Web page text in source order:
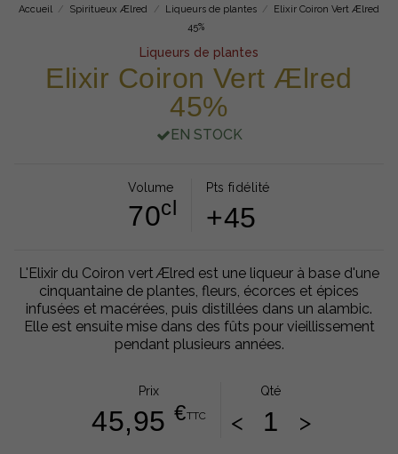
Accueil Spiritueux Ælred Liqueurs de plantes
Elixir Coiron Vert Ælred
45%
Liqueurs de plantes
Elixir Coiron Vert Ælred
45%
EN STOCK
Volume
70cl
Pts fidélité
+45
L'Elixir du Coiron vert Ælred est une liqueur à base d'une
cinquantaine de plantes, fleurs, écorces et épices
infusées et macérées, puis distillées dans un alambic.
Elle est ensuite mise dans des fûts pour vieillissement
pendant plusieurs années.
Prix
45,95€TTC
Qté
< >